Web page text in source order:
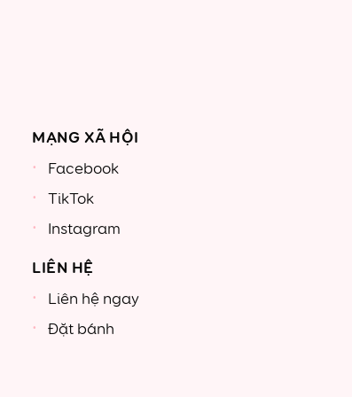
MẠNG XÃ HỘI
Facebook
TikTok
Instagram
LIÊN HỆ
Liên hệ ngay
Đặt bánh